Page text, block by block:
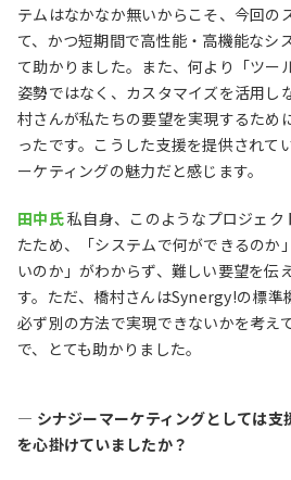
テムはなかなか無いからこそ、今回の
て、かつ短期間で高性能・高機能なシ
て助かりました。また、何より「ツー
姿勢ではなく、カスタマイズを活用し
村さんが私たちの要望を実現するため
ったです。こうした支援を提供されて
ーケティングの魅力だと感じます。
田中氏私自身、このようなプロジェク
たため、「システムで何ができるのか
いのか」がわからず、難しい要望を伝
す。ただ、橋村さんはSynergy!の標準
必ず別の方法で実現できないかを考え
で、とても助かりました。
― シナジーマーケティングとしては支
を心掛けていましたか？